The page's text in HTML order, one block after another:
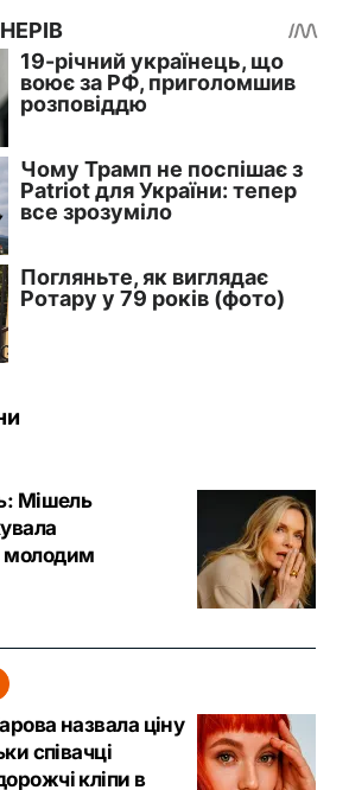
Мішель
молодим
назвала ціну
співачці
кліпи в